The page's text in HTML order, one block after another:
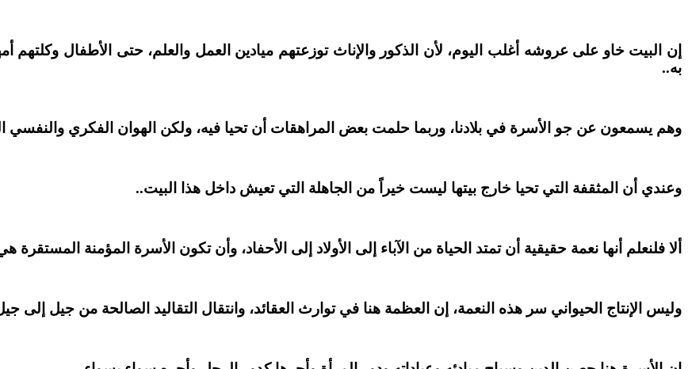
إن البيت خاو على عروشه أغلب اليوم، لأن الذكور والإناث توزعتهم ميادين العمل والعلم، حتى الأطفال
به..
وهم يسمعون عن جو الأسرة في بلادنا، وربما حلمت بعض المراهقات أن تحيا فيه، ولكن الهوان الفكري
وعندي أن المثقفة التي تحيا خارج بيتها ليست خيراً من الجاهلة التي تعيش داخل هذا البيت..
ألا فلنعلم أنها نعمة حقيقية أن تمتد الحياة من الآباء إلى الأولاد إلى الأحفاد، وأن تكون الأسرة المؤمنة المستقرة هي
وليس الإنتاج الحيواني سر هذه النعمة، إن العظمة هنا في توارث العقائد، وانتقال التقاليد الصالحة من جيل إلى